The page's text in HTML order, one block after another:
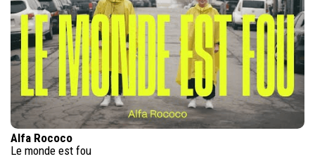
Alfa Rococo
Le monde est fou